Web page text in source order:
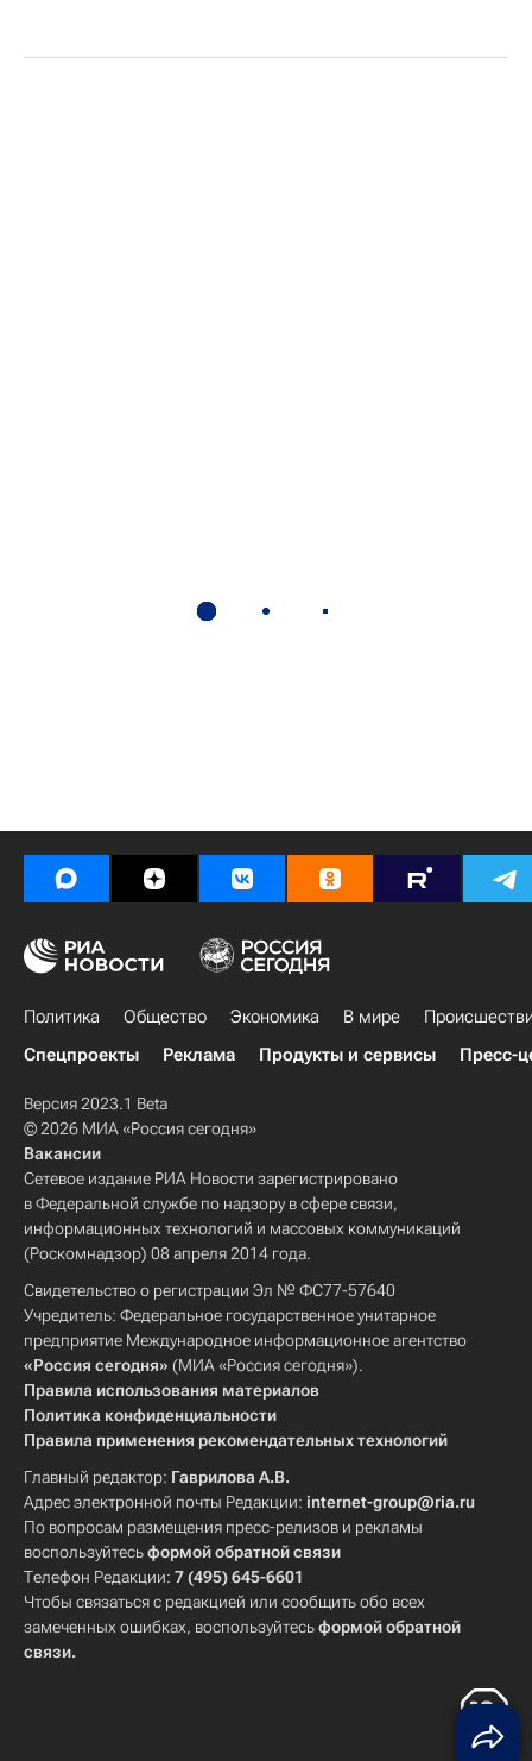
Политика Общество Экономика В мире
Спецпроекты
Реклама Продукты и сервисы Пресс-
Версия 2023.1 Beta
© 2026 МИА «Россия сегодня»
Вакансии
Сетевое издание РИА Новости зарегистрировано
в Федеральной службе по надзору в сфере связи,
информационных технологий и массовых коммуникаций
(Роскомнадзор) 08 апреля 2014 года.
Свидетельство о регистрации Эл № ФС77-57640
Учредитель: Федеральное государственное унитарное
предприятие Международное информационное агентство
«Россия сегодня» (МИА «Россия сегодня»).
Правила использования материалов
Политика конфиденциальности
Правила применения рекомендательных технологий
Главный редактор: Гаврилова А.В.
Адрес электронной почты Редакции: internet-group@ria.ru
По вопросам размещения пресс-релизов и рекламы
воспользуйтесьформой обратной связи
Телефон Редакции: 7 (495) 645-6601
Чтобы связаться с редакцией или сообщить обо всех
замеченных ошибках, воспользуйтесьформой обратной
связи.